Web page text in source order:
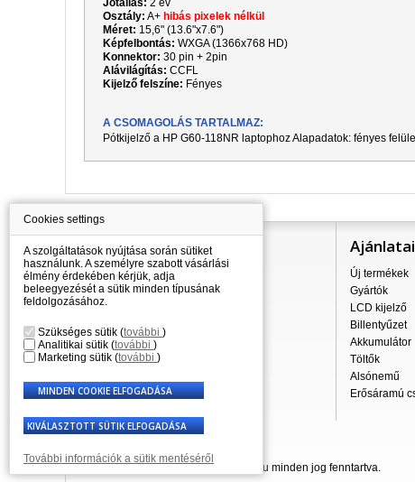
Jótállás: 2 év
Osztály: A+ hibás pixelek nélkül
Méret: 15,6" (13.6"x7.6")
Képfelbontás: WXGA (1366x768 HD)
Konnektor: 30 pin + 2pin
Alávilágítás: CCFL
Kijelző felszíne: Fényes
A CSOMAGOLÁS TARTALMAZ:
Pótkijelző a HP G60-118NR laptophoz Alapadatok: fényes
Információ
Mindent a vásárlásról
A szállítás árai
Nagykereskedés
Reklamációs szabályzat
Üzleti feltételek
A személyes adatok feldolgozása
Új termékek
Gyártók
LCD kijelző
Billentyűzet
Akkumulátor
Töltők
Alsónemű
Erősáramú
© 2007 - 2026 Laptop-Components.hu minden jog fenntartva.
Cookies settings
A szolgáltatások nyújtása során sütiket
használunk. A személyre szabott vásárlási
élmény érdekében kérjük, adja
beleegyezését a sütik minden típusának
feldolgozásához.
Szükséges sütik (további )
Analitikai sütik (további )
Marketing sütik (további )
További információk a sütik mentéséről